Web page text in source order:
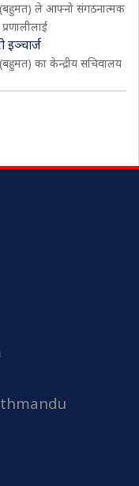
(बहुमत) ले आफ्नो संगठनात्मक
इञ्चार्ज
(बहुमत) का केन्द्रीय सचिवालय